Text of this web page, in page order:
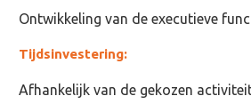
Ontwikkeling van de executieve
Tijdsinvestering:
Afhankelijk van de gekozen